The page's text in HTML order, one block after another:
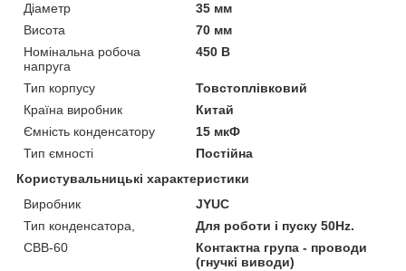
Діаметр
35 мм
Висота
70 мм
Номінальна робоча
напруга
450 В
Тип корпусу
Товстоплівковий
Країна виробник
Китай
Ємність конденсатору
15 мкФ
Тип ємності
Постійна
Користувальницькі характеристики
Виробник
JYUC
Тип конденсатора,
Для роботи і пуску 50Hz.
CBB-60
Контактна група - проводи
(гнучкі виводи)